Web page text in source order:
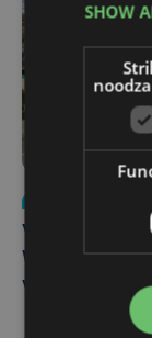
Vier Oostendse
West, dat ook
verwelkomt
SHOW